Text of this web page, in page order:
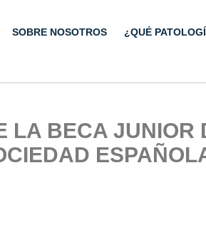
SOBRE NOSOTROS ¿QUÉ
LA BECA JUNIOR